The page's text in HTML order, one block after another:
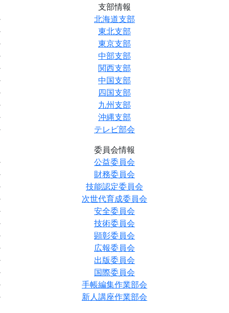
支部情報
北海道支部
東北支部
東京支部
中部支部
関西支部
中国支部
四国支部
九州支部
沖縄支部
テレビ部会
委員会情報
公益委員会
財務委員会
技能認定委員会
次世代育成委員会
安全委員会
技術委員会
顕彰委員会
広報委員会
出版委員会
国際委員会
手帳編集作業部会
新人講座作業部会